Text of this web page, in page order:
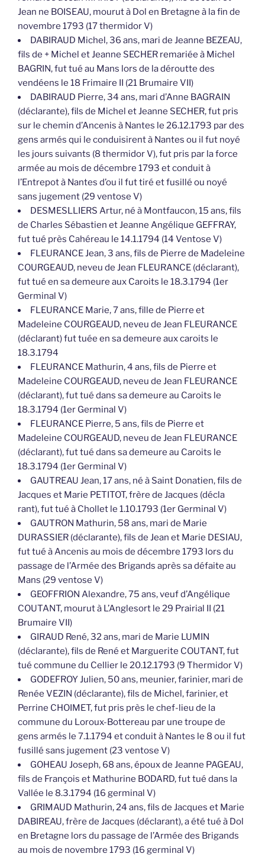
Jean ne BOISEAU, mourut à Dol en Bretagne à la fin de
novembre 1793 (17 thermidor V)
DABIRAUD Michel, 36 ans, mari de Jeanne BEZEAU,
fils de + Michel et Jeanne SECHER remariée à Michel
BAGRIN, fut tué au Mans lors de la déroutte des
vendéens le 18 Frimaire II (21 Brumaire VII)
DABIRAUD Pierre, 34 ans, mari d’Anne BAGRAIN
(déclarante), fils de Michel et Jeanne SECHER, fut pris
sur le chemin d’Ancenis à Nantes le 26.12.1793 par des
gens armés qui le conduisirent à Nantes ou il fut noyé
les jours suivants (8 thermidor V), fut pris par la force
armée au mois de décembre 1793 et conduit à
l’Entrepot à Nantes d’ou il fut tiré et fusillé ou noyé
sans jugement (29 ventose V)
DESMESLLIERS Artur, né à Montfaucon, 15 ans, fils
de Charles Sébastien et Jeanne Angélique GEFFRAY,
fut tué près Cahéreau le 14.1.1794 (14 Ventose V)
FLEURANCE Jean, 3 ans, fils de Pierre de Madeleine
COURGEAUD, neveu de Jean FLEURANCE (déclarant),
fut tué en sa demeure aux Caroits le 18.3.1794 (1er
Germinal V)
FLEURANCE Marie, 7 ans, fille de Pierre et
Madeleine COURGEAUD, neveu de Jean FLEURANCE
(déclarant) fut tuée en sa demeure aux caroits le
18.3.1794
FLEURANCE Mathurin, 4 ans, fils de Pierre et
Madeleine COURGEAUD, neveu de Jean FLEURANCE
(déclarant), fut tué dans sa demeure au Caroits le
18.3.1794 (1er Germinal V)
FLEURANCE Pierre, 5 ans, fils de Pierre et
Madeleine COURGEAUD, neveu de Jean FLEURANCE
(déclarant), fut tué dans sa demeure au Caroits le
18.3.1794 (1er Germinal V)
GAUTREAU Jean, 17 ans, né à Saint Donatien, fils de
Jacques et Marie PETITOT, frère de Jacques (décla
rant), fut tué à Chollet le 1.10.1793 (1er Germinal V)
GAUTRON Mathurin, 58 ans, mari de Marie
DURASSIER (déclarante), fils de Jean et Marie DESIAU,
fut tué à Ancenis au mois de décembre 1793 lors du
passage de l’Armée des Brigands après sa défaite au
Mans (29 ventose V)
GEOFFRION Alexandre, 75 ans, veuf d’Angélique
COUTANT, mourut à L’Anglesort le 29 Prairial II (21
Brumaire VII)
GIRAUD René, 32 ans, mari de Marie LUMIN
(déclarante), fils de René et Marguerite COUTANT, fut
tué commune du Cellier le 20.12.1793 (9 Thermidor V)
GODEFROY Julien, 50 ans, meunier, farinier, mari de
Renée VEZIN (déclarante), fils de Michel, farinier, et
Perrine CHOIMET, fut pris près le chef-lieu de la
commune du Loroux-Bottereau par une troupe de
gens armés le 7.1.1794 et conduit à Nantes le 8 ou il fut
fusillé sans jugement (23 ventose V)
GOHEAU Joseph, 68 ans, époux de Jeanne PAGEAU,
fils de François et Mathurine BODARD, fut tué dans la
Vallée le 8.3.1794 (16 germinal V)
GRIMAUD Mathurin, 24 ans, fils de Jacques et Marie
DABIREAU, frère de Jacques (déclarant), a été tué à Dol
en Bretagne lors du passage de l’Armée des Brigands
au mois de novembre 1793 (16 germinal V)